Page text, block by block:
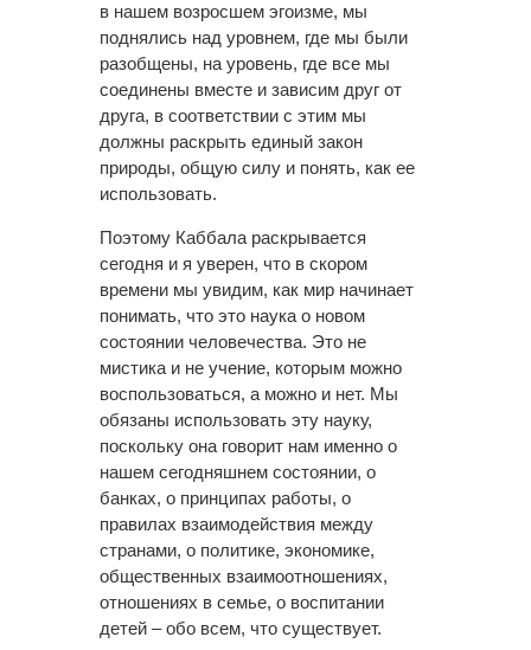
в нашем возросшем эгоизме, мы
поднялись над уровнем, где мы были
разобщены, на уровень, где все мы
соединены вместе и зависим друг от
друга, в соответствии с этим мы
должны раскрыть единый закон
природы, общую силу и понять, как ее
использовать.
Поэтому Каббала раскрывается
сегодня и я уверен, что в скором
времени мы увидим, как мир начинает
понимать, что это наука о новом
состоянии человечества. Это не
мистика и не учение, которым можно
воспользоваться, а можно и нет. Мы
обязаны использовать эту науку,
поскольку она говорит нам именно о
нашем сегодняшнем состоянии, о
банках, о принципах работы, о
правилах взаимодействия между
странами, о политике, экономике,
общественных взаимоотношениях,
отношениях в семье, о воспитании
детей – обо всем, что существует.